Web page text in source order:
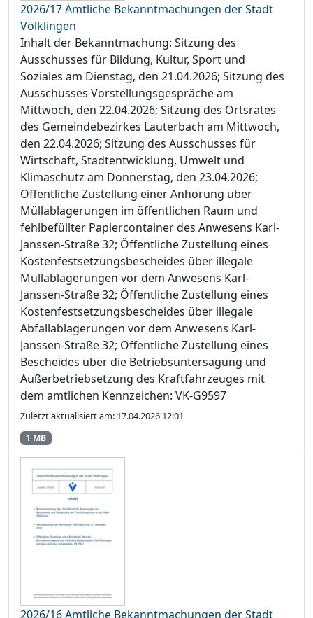
2026/17 Amtliche Bekanntmachungen der Stadt
Völklingen
Inhalt der Bekanntmachung: Sitzung des
Ausschusses für Bildung, Kultur, Sport und
Soziales am Dienstag, den 21.04.2026; Sitzung des
Ausschusses Vorstellungsgespräche am
Mittwoch, den 22.04.2026; Sitzung des Ortsrates
des Gemeindebezirkes Lauterbach am Mittwoch,
den 22.04.2026; Sitzung des Ausschusses für
Wirtschaft, Stadtentwicklung, Umwelt und
Klimaschutz am Donnerstag, den 23.04.2026;
Öffentliche Zustellung einer Anhörung über
Müllablagerungen im öffentlichen Raum und
fehlbefüllter Papiercontainer des Anwesens Karl-
Janssen-Straße 32; Öffentliche Zustellung eines
Kostenfestsetzungsbescheides über illegale
Müllablagerungen vor dem Anwesens Karl-
Janssen-Straße 32; Öffentliche Zustellung eines
Kostenfestsetzungsbescheides über illegale
Abfallablagerungen vor dem Anwesens Karl-
Janssen-Straße 32; Öffentliche Zustellung eines
Bescheides über die Betriebsuntersagung und
Außerbetriebsetzung des Kraftfahrzeuges mit
dem amtlichen Kennzeichen: VK-G9597
Zuletzt aktualisiert am: 17.04.2026 12:01
1 MB
2026/16 Amtliche Bekanntmachungen der Stadt